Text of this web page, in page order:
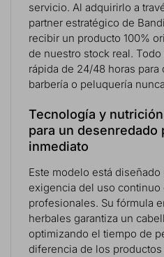
servicio. Al adquirirlo a
partner estratégico de
recibir un producto 100%
de nuestro stock real.
rápida de 24/48 horas para
barbería o peluquería
Tecnología y
para un desenredado
inmediato
Este modelo está diseñado
exigencia del uso continuo
profesionales. Su fórmula
herbales garantiza un
optimizando el tiempo de
diferencia de los